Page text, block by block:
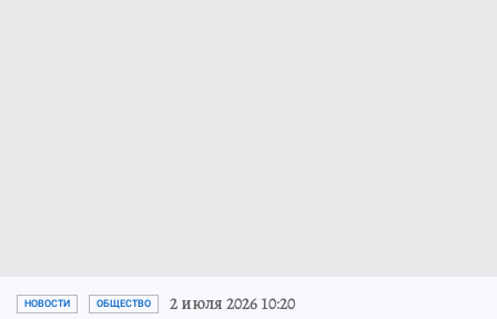
НОВОСТИ ОБЩЕСТВО 2 июля 2026 10:20